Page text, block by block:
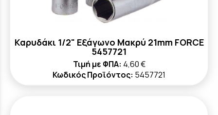
Καρυδάκι 1/2" Εξάγωνο Μακρύ 21mm FORCE
5457721
Τιμή με ΦΠΑ: 4,60 €
Κωδικός Προϊόντος: 5457721